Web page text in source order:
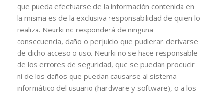
que pueda efectuarse de la información contenida en
la misma es de la exclusiva responsabilidad de quien lo
realiza. Neurki no responderá de ninguna
consecuencia, daño o perjuicio que pudieran derivarse
de dicho acceso o uso. Neurki no se hace responsable
de los errores de seguridad, que se puedan producir
ni de los daños que puedan causarse al sistema
informático del usuario (hardware y software), o a los